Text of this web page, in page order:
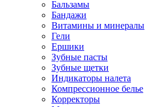
Бальзамы
Бандажи
Витамины и минералы
Гели
Ершики
Зубные пасты
Зубные щетки
Индикаторы налета
Компрессионное белье
Корректоры